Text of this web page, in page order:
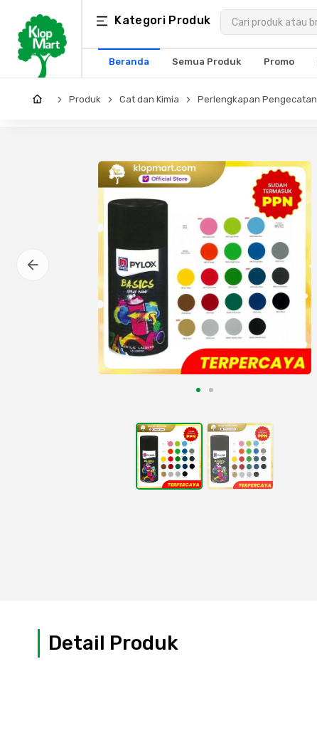
Kategori Produk
Beranda Semua Produk Promo
Kategori
Produk
Arsitektur
Produk Cat dan Kimia Perlengkapan Pengecatan
Detail Produk